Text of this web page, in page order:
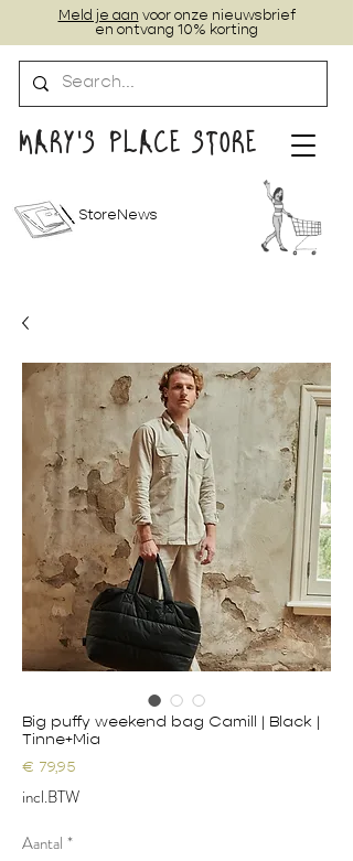
MARY'S PLACE STORE
StoreNews
Meld je aan voor onze nieuwsbrief
en ontvang 10% korting
Big puffy weekend bag Camill | Black |
Tinne+Mia
€ 79,95
incl.BTW
Aantal *